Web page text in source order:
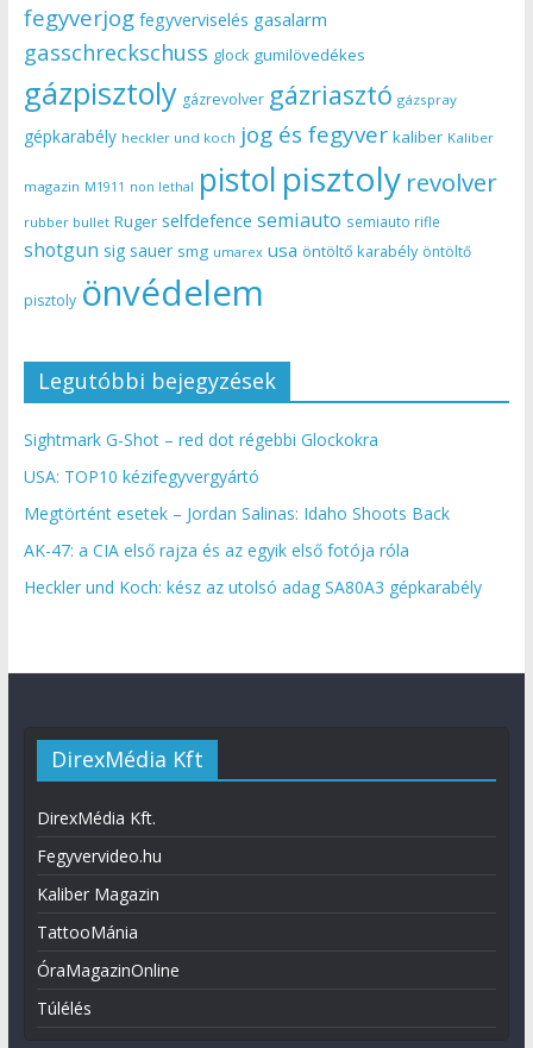
fegyverjog fegyverviselés gasalarm
gasschreckschuss glock gumilövedékes
gázpisztoly gázrevolver gázriasztó gázspray
gépkarabély heckler und koch jog és fegyver kaliber Kaliber
magazin M1911 non lethal pistol pisztoly revolver
rubber bullet Ruger selfdefence semiauto semiauto rifle
shotgun sig sauer smg umarex usa öntöltő karabély öntöltő
pisztoly önvédelem
Legutóbbi bejegyzések
Sightmark G-Shot – red dot régebbi Glockokra
USA: TOP10 kézifegyvergyártó
Megtörtént esetek – Jordan Salinas: Idaho Shoots Back
AK-47: a CIA első rajza és az egyik első fotója róla
Heckler und Koch: kész az utolsó adag SA80A3 gépkarabély
DirexMédia Kft
DirexMédia Kft.
Fegyvervideo.hu
Kaliber Magazin
TattooMánia
ÓraMagazinOnline
Túlélés